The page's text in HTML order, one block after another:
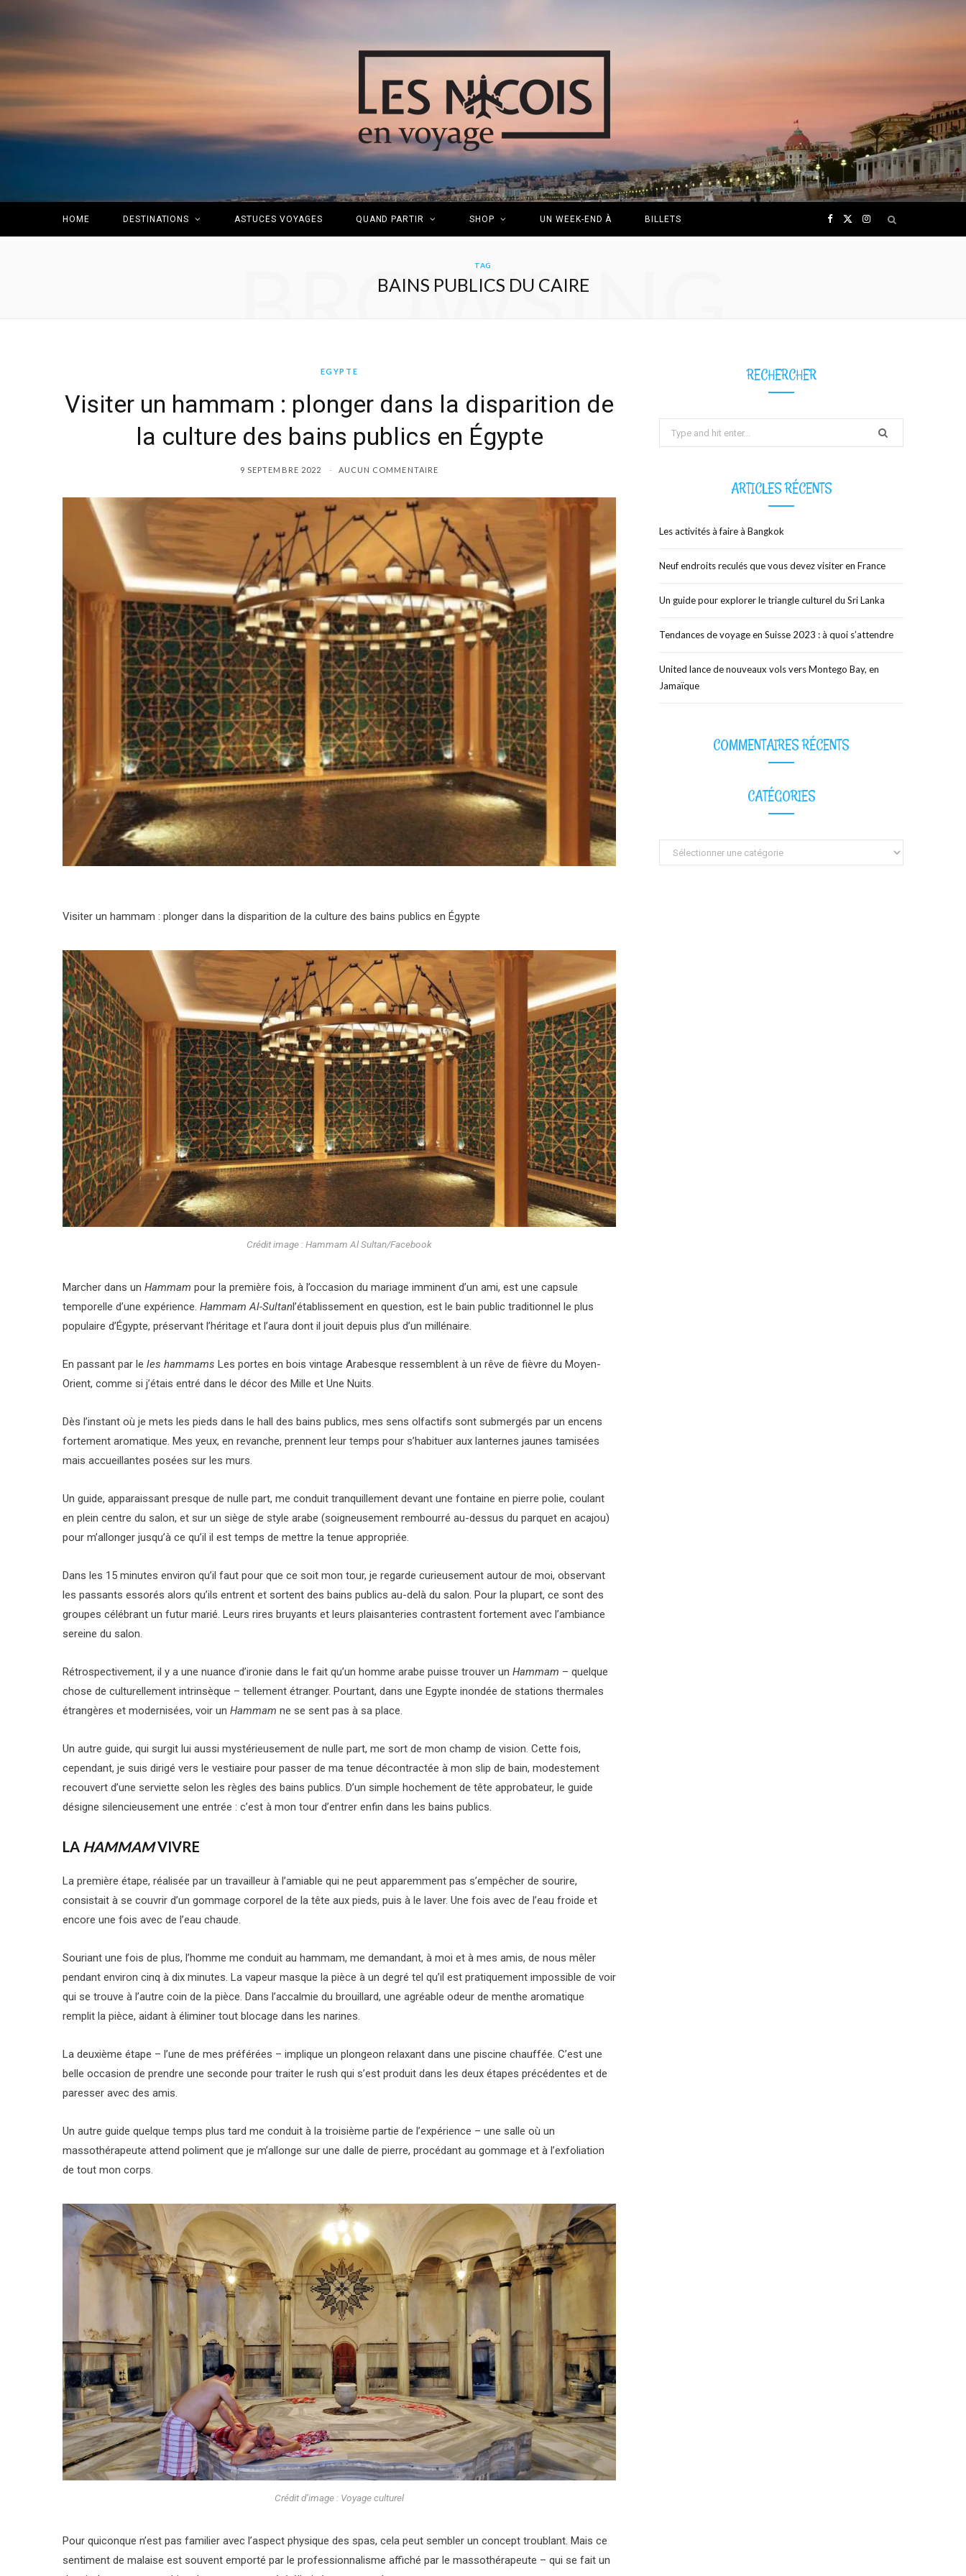
F I
HOME DESTINATIONS ASTUCES VOYAGES QUAND PARTIR SHOP UN WEEK-END À BILLETS
TAG
BAINS PUBLICS DU CAIRE
BROWSING
EGYPTE
Visiter un hammam : plonger dans la disparition de
la culture des bains publics en Égypte
9 SEPTEMBRE 2022 AUCUN COMMENTAIRE
Visiter un hammam : plonger dans la disparition de la culture des bains publics en Égypte
Crédit image : Hammam Al Sultan/Facebook
Marcher dans un Hammam pour la première fois, à l’occasion du mariage imminent d’un ami, est une capsule
temporelle d’une expérience. Hammam Al-Sultanl’établissement en question, est le bain public traditionnel le plus
populaire d’Égypte, préservant l’héritage et l’aura dont il jouit depuis plus d’un millénaire.
En passant par le les hammams Les portes en bois vintage Arabesque ressemblent à un rêve de fièvre du Moyen-
Orient, comme si j’étais entré dans le décor des Mille et Une Nuits.
Dès l’instant où je mets les pieds dans le hall des bains publics, mes sens olfactifs sont submergés par un encens
fortement aromatique. Mes yeux, en revanche, prennent leur temps pour s’habituer aux lanternes jaunes tamisées
mais accueillantes posées sur les murs.
Un guide, apparaissant presque de nulle part, me conduit tranquillement devant une fontaine en pierre polie, coulant
en plein centre du salon, et sur un siège de style arabe (soigneusement rembourré au-dessus du parquet en acajou)
pour m’allonger jusqu’à ce qu’il il est temps de mettre la tenue appropriée.
Dans les 15 minutes environ qu’il faut pour que ce soit mon tour, je regarde curieusement autour de moi, observant
les passants essorés alors qu’ils entrent et sortent des bains publics au-delà du salon. Pour la plupart, ce sont des
groupes célébrant un futur marié. Leurs rires bruyants et leurs plaisanteries contrastent fortement avec l’ambiance
sereine du salon.
Rétrospectivement, il y a une nuance d’ironie dans le fait qu’un homme arabe puisse trouver un Hammam – quelque
chose de culturellement intrinsèque – tellement étranger. Pourtant, dans une Egypte inondée de stations thermales
étrangères et modernisées, voir un Hammam ne se sent pas à sa place.
Un autre guide, qui surgit lui aussi mystérieusement de nulle part, me sort de mon champ de vision. Cette fois,
cependant, je suis dirigé vers le vestiaire pour passer de ma tenue décontractée à mon slip de bain, modestement
recouvert d’une serviette selon les règles des bains publics. D’un simple hochement de tête approbateur, le guide
désigne silencieusement une entrée : c’est à mon tour d’entrer enfin dans les bains publics.
LA HAMMAMVIVRE
La première étape, réalisée par un travailleur à l’amiable qui ne peut apparemment pas s’empêcher de sourire,
consistait à se couvrir d’un gommage corporel de la tête aux pieds, puis à le laver. Une fois avec de l’eau froide et
encore une fois avec de l’eau chaude.
Souriant une fois de plus, l’homme me conduit au hammam, me demandant, à moi et à mes amis, de nous mêler
pendant environ cinq à dix minutes. La vapeur masque la pièce à un degré tel qu’il est pratiquement impossible de voir
qui se trouve à l’autre coin de la pièce. Dans l’accalmie du brouillard, une agréable odeur de menthe aromatique
remplit la pièce, aidant à éliminer tout blocage dans les narines.
La deuxième étape – l’une de mes préférées – implique un plongeon relaxant dans une piscine chauffée. C’est une
belle occasion de prendre une seconde pour traiter le rush qui s’est produit dans les deux étapes précédentes et de
paresser avec des amis.
Un autre guide quelque temps plus tard me conduit à la troisième partie de l’expérience – une salle où un
massothérapeute attend poliment que je m’allonge sur une dalle de pierre, procédant au gommage et à l’exfoliation
de tout mon corps.
Crédit d’image : Voyage culturel
Pour quiconque n’est pas familier avec l’aspect physique des spas, cela peut sembler un concept troublant. Mais ce
sentiment de malaise est souvent emporté par le professionnalisme affiché par le massothérapeute – qui se fait un
RECHERCHER
for:
ARTICLES RÉCENTS
Les activités à faire à Bangkok
Neuf endroits reculés que vous devez visiter en France
Un guide pour explorer le triangle culturel du Sri Lanka
Tendances de voyage en Suisse 2023 : à quoi s’attendre
United lance de nouveaux vols vers Montego Bay, en
Jamaïque
COMMENTAIRES RÉCENTS
CATÉGORIES
Catégories